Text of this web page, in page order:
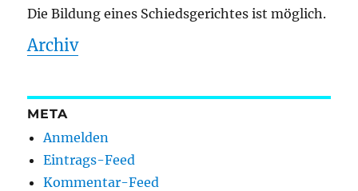
Die Bildung eines Schiedsgerichtes ist möglich.
Archiv
META
Anmelden
Eintrags-Feed
Kommentar-Feed